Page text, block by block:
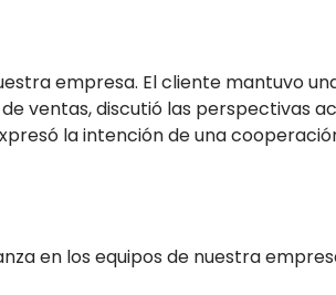
empresa. El cliente mantuvo
ventas, discutió las perspectivas
la intención de una
en los equipos de nuestra